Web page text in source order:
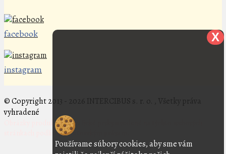
facebook
instagram
© Copyright 2013 - 2026 INTERCIBUS s. r. o. , Všetky práva
vyhradené
Obrázky produktov a grafické prvky uvedené na týchto webových
stránkach podliehajú autorským právam.
Používame súbory cookies, aby sme vám
X